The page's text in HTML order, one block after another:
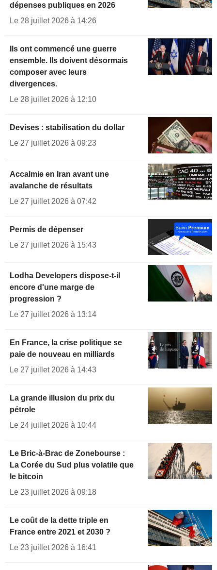
dépenses publiques en 2026
Le 28 juillet 2026 à 14:26
Ils ont commencé une guerre
ensemble. Ils doivent désormais
composer avec leurs
divergences.
Le 28 juillet 2026 à 12:10
Devises : stabilisation du dollar
Le 27 juillet 2026 à 09:23
Accalmie en Iran avant une
avalanche de résultats
Le 27 juillet 2026 à 07:42
Permis de dépenser
Le 27 juillet 2026 à 15:43
Lodha Developers dispose-t-il
encore d'une marge de
progression ?
Le 27 juillet 2026 à 13:14
En France, la crise politique se
paie de nouveau en milliards
Le 27 juillet 2026 à 14:43
La grande illusion du prix du
pétrole
Le 24 juillet 2026 à 10:44
Le Bric-à-Brac de Zonebourse :
La Corée du Sud plus volatile que
le bitcoin
Le 23 juillet 2026 à 09:18
Le coût de la dette triple en
France entre 2021 et 2030 ?
Le 23 juillet 2026 à 16:41